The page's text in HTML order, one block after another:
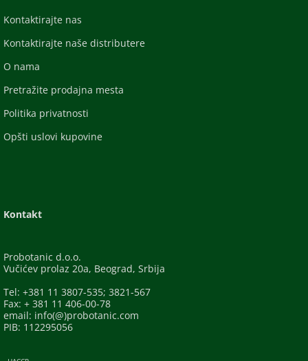
Kontaktirajte nas
Kontaktirajte naše distributere
O nama
Pretražite prodajna mesta
Politika privatnosti
Opšti uslovi kupovine
Kontakt
Probotanic d.o.o.
Vučićev prolaz 20a, Beograd, Srbija
Tel: +381 11 3807-535; 3821-567
Fax: + 381 11 406-00-78
email: info(@)probotanic.com
PIB: 112295056